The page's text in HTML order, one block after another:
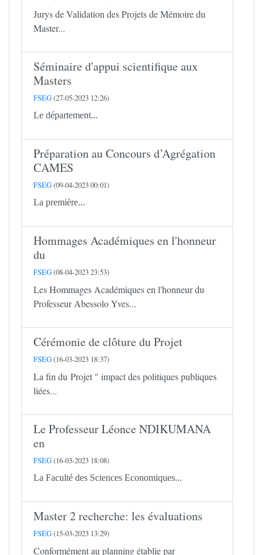
Jurys de Validation des Projets de Mémoire du
Master...
Séminaire d'appui scientifique aux
Masters
FSEG(27-05-2023 12:26)
Le département...
Préparation au Concours d’Agrégation
CAMES
FSEG(09-04-2023 00:01)
La première...
Hommages Académiques en l'honneur
du
FSEG(08-04-2023 23:53)
Les Hommages Académiques en l'honneur du
Professeur Abessolo Yves...
Cérémonie de clôture du Projet
FSEG(16-03-2023 18:37)
La fin du Projet " impact des politiques publiques
liées...
Le Professeur Léonce NDIKUMANA
en
FSEG(16-03-2023 18:08)
La Faculté des Sciences Economiques...
Master 2 recherche: les évaluations
FSEG(15-03-2023 13:29)
Conformément au planning établie par